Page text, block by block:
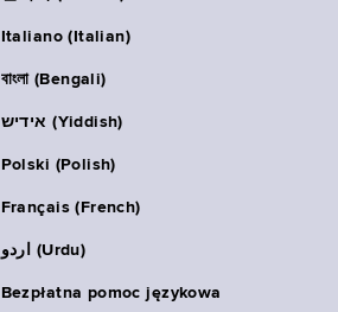
Italiano (Italian)
বাংলা (Bengali)
אידיש (Yiddish)
Polski (Polish)
Français (French)
اردو (Urdu)
Bezpłatna pomoc językowa